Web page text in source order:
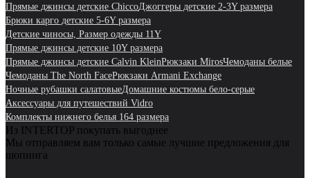
Прямые джинсы детские ChiccoДжоггеры детские 2-3Y размера
Брюки карго детские 5-6Y размера
Детские чиносы, Размер одежды 11Y
Прямые джинсы детские 10Y размера
Прямые джинсы детские Calvin KleinРюкзаки MirosЧемоданы белые
Чемоданы The North FaceРюкзаки Armani Exchange
Ночные рубашки салатовыеДомашние костюмы бело-серые
Аксессуары для путешествий Vidro
Комплекты нижнего белья 164 размера
Из INTERTOP покупать выгоднее
Мы отправляем вам только самые лучшие предложения для
шопинга